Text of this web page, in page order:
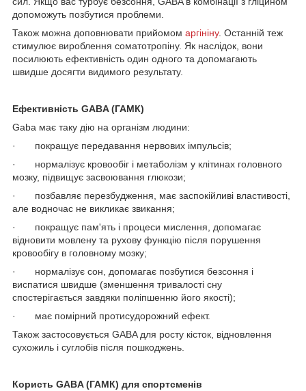
допоможуть позбутися проблеми.
Також можна доповнювати прийомом аргініну. Останній теж
стимулює вироблення соматотропіну. Як наслідок, вони
посилюють ефективність один одного та допомагають
швидше досягти видимого результату.
Ефективність GABA (ГАМК)
Gaba має таку дію на організм людини:
· покращує передавання нервових імпульсів;
· нормалізує кровообіг і метаболізм у клітинах головного
мозку, підвищує засвоювання глюкози;
· позбавляє перезбудження, має заспокійливі властивості,
але водночас не викликає звикання;
· покращує пам'ять і процеси мислення, допомагає
відновити мовлену та рухову функцію після порушення
кровообігу в головному мозку;
· нормалізує сон, допомагає позбутися безсоння і
виспатися швидше (зменшення тривалості сну
спостерігається завдяки поліпшенню його якості);
· має помірний протисудорожний ефект.
Також застосовується GABA для росту кісток, відновлення
сухожиль і суглобів після пошкоджень.
Користь GABA (ГАМК) для спортсменів